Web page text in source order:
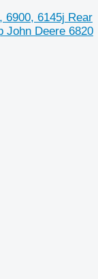
6900, 6145j Rear
John Deere 6820